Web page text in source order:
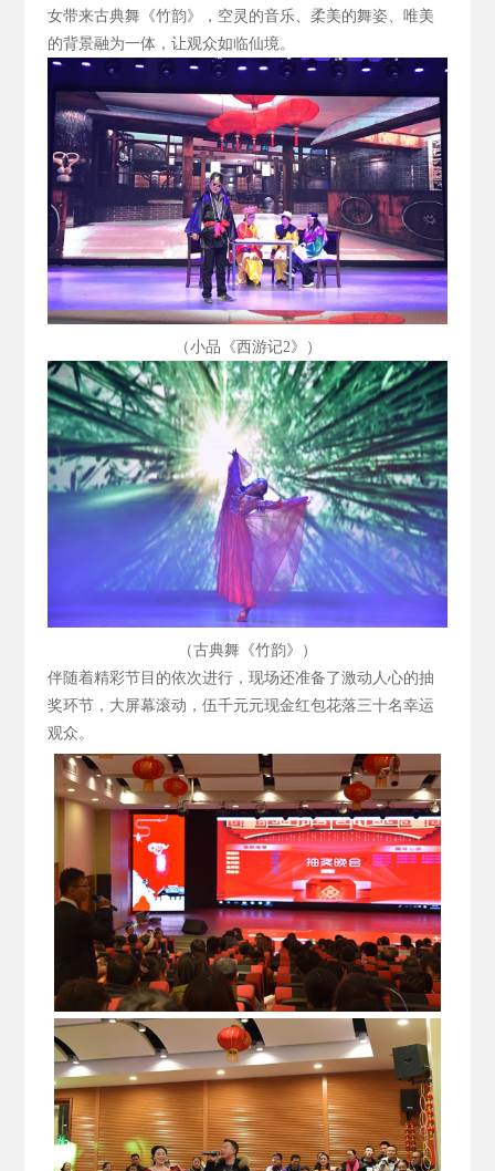
女带来古典舞《竹韵》，空灵的音乐、柔美的舞姿、唯美
的背景融为一体，让观众如临仙境。
（小品《西游记2》）
（古典舞《竹韵》）
伴随着精彩节目的依次进行，现场还准备了激动人心的抽
奖环节，大屏幕滚动，伍千元元现金红包花落三十名幸运
观众。